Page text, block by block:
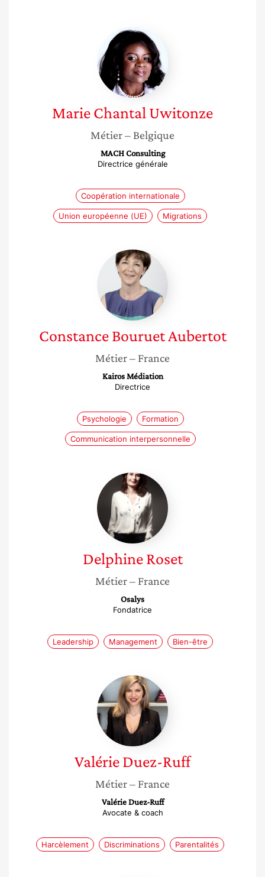
Marie
Chantal
Uwitonze
Marie Chantal Uwitonze
Métier– Belgique
MACH Consulting
Directrice générale
Coopération internationale
Union européenne (UE) Migrations
Constance
Bouruet
Aubertot
Constance Bouruet Aubertot
Métier– France
Kairos Médiation
Directrice
Psychologie Formation
Communication interpersonnelle
Delphine
Roset
Delphine Roset
Métier– France
Osalys
Fondatrice
Leadership Management Bien-être
Valérie
Duez-
Ruff
ValérieDuez-Ruff
Métier– France
Valérie Duez-Ruff
Avocate & coach
Harcèlement Discriminations Parentalités